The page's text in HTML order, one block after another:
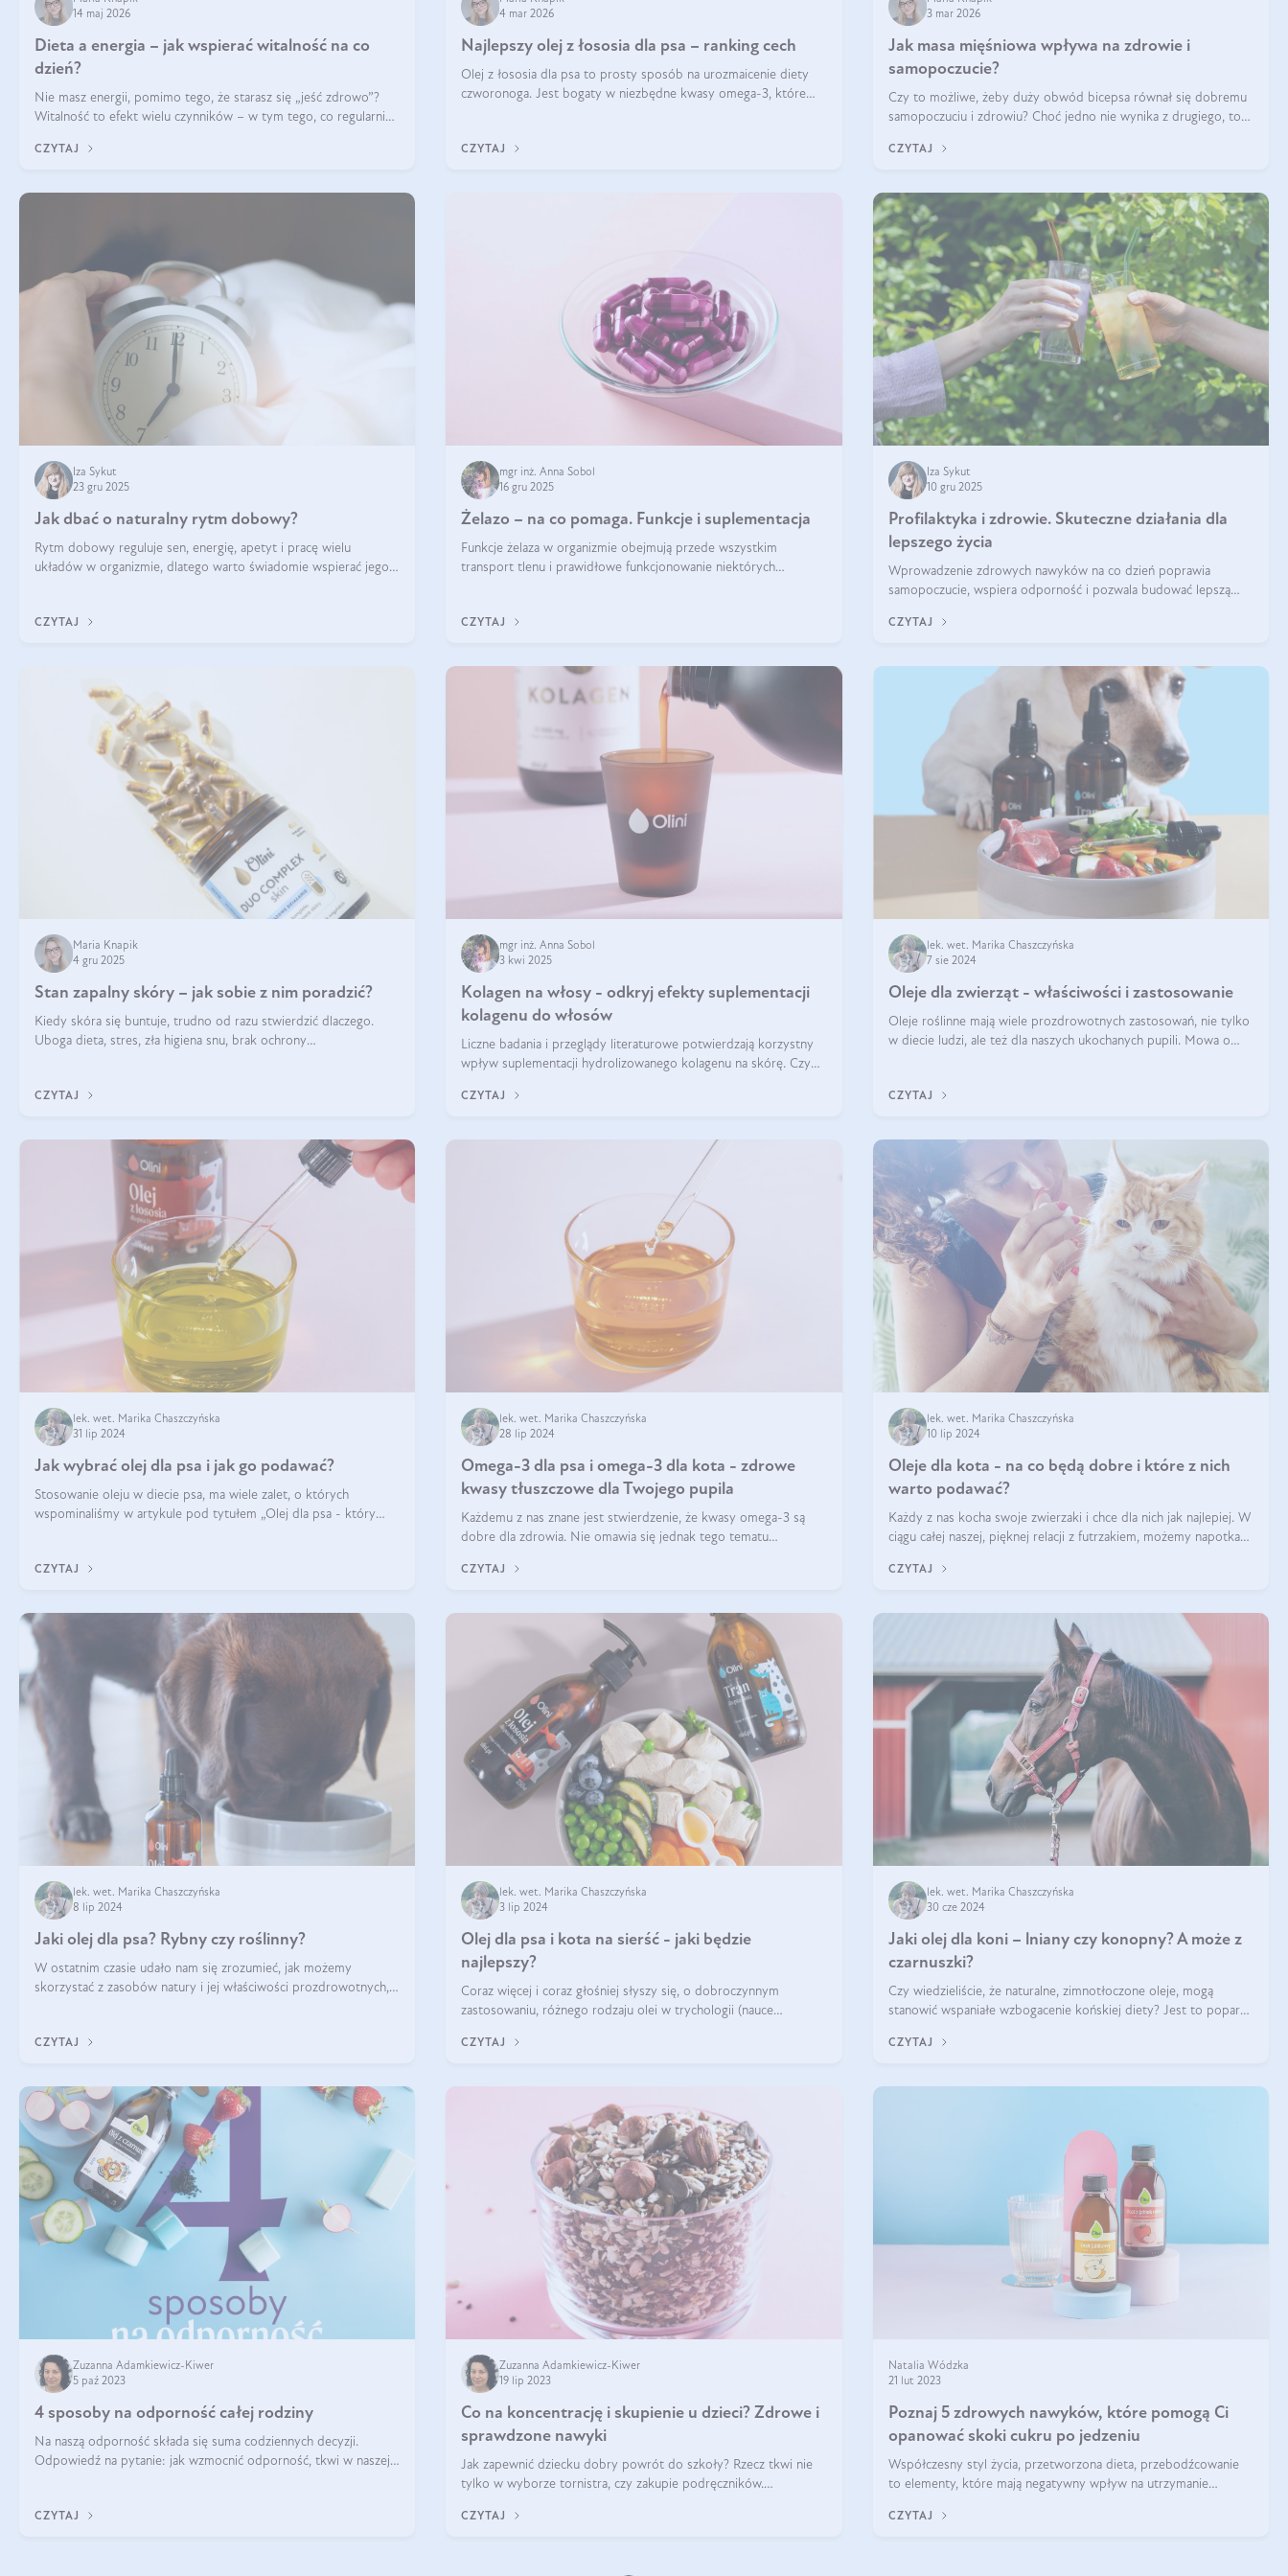
14 maj 2026
Dieta a energia – jak wspierać witalność na co
dzień?
Nie masz energii, pomimo tego, że starasz się „jeść zdrowo”?
Witalność to efekt wielu czynników – w tym tego, co regularnie
się w zależności od osoby
CZYTAJ
4 mar 2026
Najlepszy olej z łososia dla psa – ranking cech
Olej z łososia dla psa to prosty sposób na urozmaicenie diety
czworonoga. Jest bogaty w niezbędne kwasy omega-3, które
uwagę?
CZYTAJ
3 mar 2026
Jak masa mięśniowa wpływa na zdrowie i
samopoczucie?
Czy to możliwe, żeby duży obwód bicepsa równał się dobremu
samopoczuciu i zdrowiu? Choć jedno nie wynika z drugiego, to
poprawić jakość życia. W jaki sposób? W tym wpisie wszystko
CZYTAJ
Iza Sykut
23 gru 2025
Jak dbać o naturalny rytm dobowy?
Rytm dobowy reguluje sen, energię, apetyt i pracę wielu
układów w organizmie, dlatego warto świadomie wspierać jego
CZYTAJ
mgr inż. Anna Sobol
16 gru 2025
Żelazo – na co pomaga. Funkcje i suplementacja
Funkcje żelaza w organizmie obejmują przede wszystkim
transport tlenu i prawidłowe funkcjonowanie niektórych
etapie życia.
CZYTAJ
Iza Sykut
10 gru 2025
Profilaktyka i zdrowie. Skuteczne działania dla
lepszego życia
Wprowadzenie zdrowych nawyków na co dzień poprawia
samopoczucie, wspiera odporność i pozwala budować lepszą
CZYTAJ
Maria Knapik
4 gru 2025
Stan zapalny skóry – jak sobie z nim poradzić?
Kiedy skóra się buntuje, trudno od razu stwierdzić dlaczego.
Uboga dieta, stres, zła higiena snu, brak ochrony
CZYTAJ
mgr inż. Anna Sobol
3 kwi 2025
Kolagen na włosy - odkryj efekty suplementacji
kolagenu do włosów
Liczne badania i przeglądy literaturowe potwierdzają korzystny
wpływ suplementacji hydrolizowanego kolagenu na skórę. Czy
CZYTAJ
lek. wet. Marika Chaszczyńska
7 sie 2024
Oleje dla zwierząt - właściwości i zastosowanie
Oleje roślinne mają wiele prozdrowotnych zastosowań, nie tylko
w diecie ludzi, ale też dla naszych ukochanych pupili. Mowa o
CZYTAJ
lek. wet. Marika Chaszczyńska
31 lip 2024
Jak wybrać olej dla psa i jak go podawać?
Stosowanie oleju w diecie psa, ma wiele zalet, o których
wspominaliśmy w artykule pod tytułem „Olej dla psa - który
CZYTAJ
lek. wet. Marika Chaszczyńska
28 lip 2024
Omega-3 dla psa i omega-3 dla kota - zdrowe
kwasy tłuszczowe dla Twojego pupila
Każdemu z nas znane jest stwierdzenie, że kwasy omega-3 są
dobre dla zdrowia. Nie omawia się jednak tego tematu
wpływają te dobroczynne kwasy tłus
CZYTAJ
lek. wet. Marika Chaszczyńska
10 lip 2024
Oleje dla kota - na co będą dobre i które z nich
warto podawać?
Każdy z nas kocha swoje zwierzaki i chce dla nich jak najlepiej. W
ciągu całej naszej, pięknej relacji z futrzakiem, możemy napotkać
prostu
CZYTAJ
lek. wet. Marika Chaszczyńska
8 lip 2024
Jaki olej dla psa? Rybny czy roślinny?
W ostatnim czasie udało nam się zrozumieć, jak możemy
skorzystać z zasobów natury i jej właściwości prozdrowotnych,
CZYTAJ
lek. wet. Marika Chaszczyńska
3 lip 2024
Olej dla psa i kota na sierść - jaki będzie
najlepszy?
Coraz więcej i coraz głośniej słyszy się, o dobroczynnym
zastosowaniu, różnego rodzaju olei w trychologii (nauce
sprawdzają się przy wypadan
CZYTAJ
lek. wet. Marika Chaszczyńska
30 cze 2024
Jaki olej dla koni – lniany czy konopny? A może z
czarnuszki?
Czy wiedzieliście, że naturalne, zimnotłoczone oleje, mogą
stanowić wspaniałe wzbogacenie końskiej diety? Jest to poparte
Koni stosuje, by
CZYTAJ
Zuzanna Adamkiewicz-Kiwer
5 paź 2023
4 sposoby na odporność całej rodziny
Na naszą odporność składa się suma codziennych decyzji.
Odpowiedź na pytanie: jak wzmocnić odporność, tkwi w naszej
CZYTAJ
Zuzanna Adamkiewicz-Kiwer
19 lip 2023
Co na koncentrację i skupienie u dzieci? Zdrowe i
sprawdzone nawyki
Jak zapewnić dziecku dobry powrót do szkoły? Rzecz tkwi nie
tylko w wyborze tornistra, czy zakupie podręczników.
nasz najbardziej wypasiony
CZYTAJ
Natalia Wódzka
21 lut 2023
Poznaj 5 zdrowych nawyków, które pomogą Ci
opanować skoki cukru po jedzeniu
Współczesny styl życia, przetworzona dieta, przebodźcowanie
to elementy, które mają negatywny wpływ na utrzymanie
wiele niekorzystnych dl
CZYTAJ